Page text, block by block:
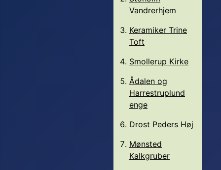
Vandrerhjem
Keramiker Trine
Toft
Smollerup Kirke
Ådalen og
Harrestruplund
enge
Drost Peders Høj
Mønsted
Kalkgruber